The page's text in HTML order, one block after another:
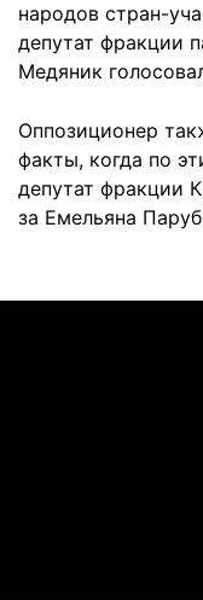
народов стран-
депутат фракции
Медяник
Оппозиционер
факты, когда по
депутат фракции
за Емельяна